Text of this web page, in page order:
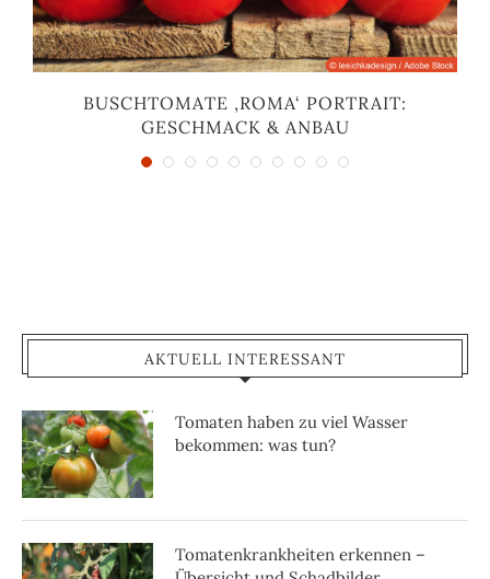
BUSCHTOMATE ‚ROMA‘ PORTRAIT:
GESCHMACK & ANBAU
AKTUELL INTERESSANT
Tomaten haben zu viel Wasser
bekommen: was tun?
Tomatenkrankheiten erkennen –